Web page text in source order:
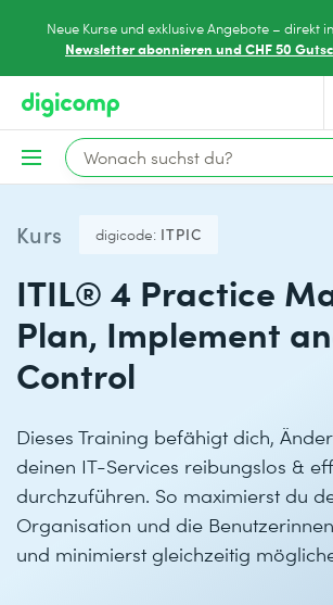
Neue Kurse und exklusive Angebote – direkt
Newsletter abonnieren und CHF 50
Kurs digicode: ITPIC
ITIL® 4 Practice
Plan, Implement
Control
Dieses Training befähigt dich,
deinen IT-Services reibungslos &
durchzuführen. So maximierst du
Organisation und die
und minimierst gleichzeitig